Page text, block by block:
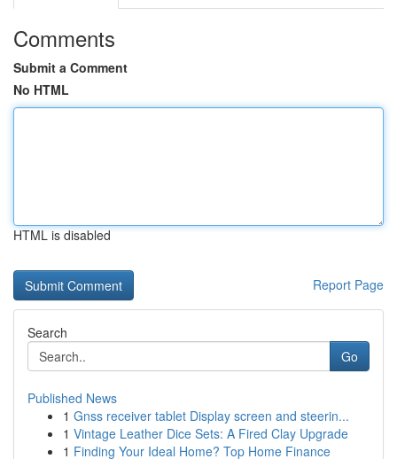
Comments
Submit a Comment
No HTML
HTML is disabled
Report Page
Search
Go
Published News
1 Gnss receiver tablet Display screen and steerin...
1 Vintage Leather Dice Sets: A Fired Clay Upgrade
1 Finding Your Ideal Home? Top Home Finance